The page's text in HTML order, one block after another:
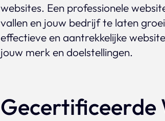
websites. Een professionele
vallen en jouw bedrijf te laten
effectieve en aantrekkelijke
jouw merk en doelstellingen.
Gecertificeerde